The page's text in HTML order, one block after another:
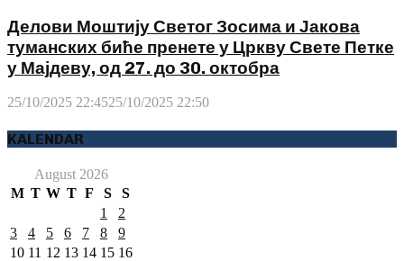
Делови Моштију Светог Зосима и Јакова
туманских биће пренете у Цркву Свете Петке
у Мајдеву, од 27. до 30. октобра
25/10/2025 22:4525/10/2025 22:50
KALENDAR
August 2026
M T W T F S
S
1
2
3
4 5 6 7 8
9
10 11 12 13 14 15 16